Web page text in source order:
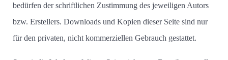
bedürfen der schriftlichen Zustimmung des jeweiligen Autors
bzw. Erstellers. Downloads und Kopien dieser Seite sind nur
für den privaten, nicht kommerziellen Gebrauch gestattet.